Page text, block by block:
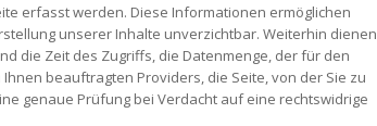
erfasst werden. Diese Informationen ermöglichen
unserer Inhalte unverzichtbar. Weiterhin dienen
die Zeit des Zugriffs, die Datenmenge, der für den
beauftragten Providers, die Seite, von der Sie zu
genaue Prüfung bei Verdacht auf eine rechtswidrige